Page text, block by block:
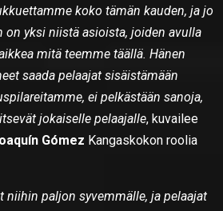
koko tämän kauden, ja jo
on yksi niistä asioista, joiden avulla
mitä teemme täällä. Hänen
saada pelaajat sisäistämään
ei pelkästään sanoja,
jokaiselle pelaajalle, kuvailee
Gómez Kangaskokon roolia
niihin paljon syvemmälle, ja pelaajat